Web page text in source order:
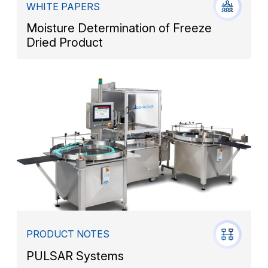
WHITE PAPERS
Moisture Determination of Freeze
Dried Product
PRODUCT NOTES
PULSAR Systems